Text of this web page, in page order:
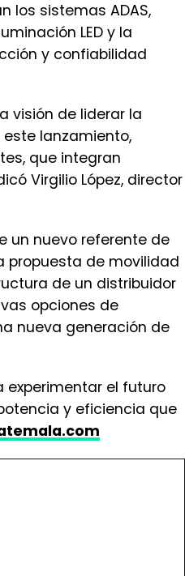
los sistemas ADAS,
LED y la
y confiabilidad
visión de liderar la
lanzamiento,
que integran
Virgilio López, director
un nuevo referente de
propuesta de movilidad
de un distribuidor
opciones de
nueva generación de
experimentar el futuro
y eficiencia que